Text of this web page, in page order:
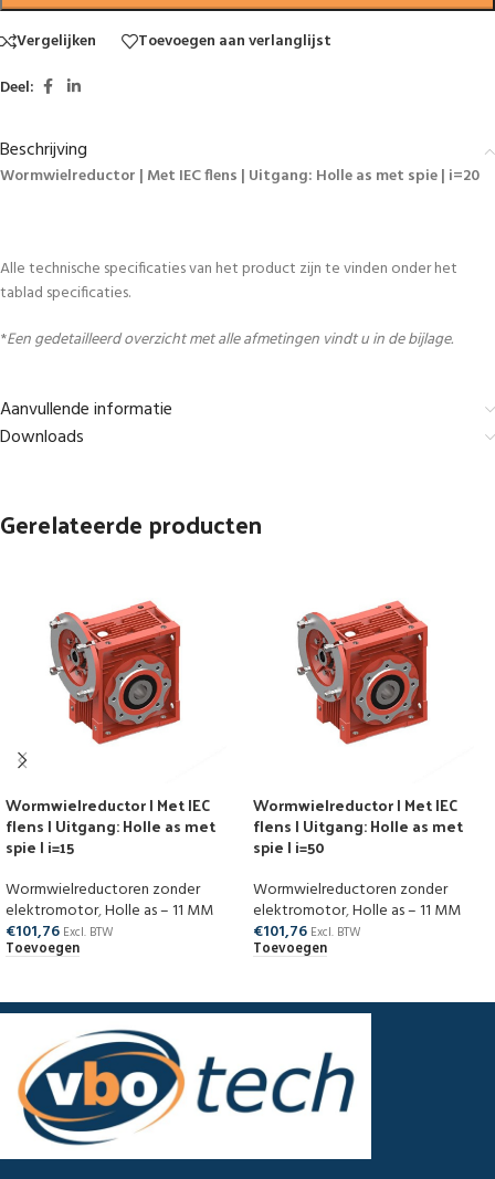
Vergelijken
Toevoegen aan verlanglijst
Deel:
Beschrijving
Wormwielreductor | Met IEC flens | Uitgang: Holle as met spie | i=20
Alle technische specificaties van het product zijn te vinden onder het
tablad specificaties.
*Een gedetailleerd overzicht met alle afmetingen vindt u in de bijlage.
Aanvullende informatie
Downloads
Gerelateerde producten
Wormwielreductor | Met IEC
flens | Uitgang: Holle as met
spie | i=15
Wormwielreductoren zonder
elektromotor,Holle as – 11 MM
€101,76 Excl. BTW
Toevoegen
Wormwielreductor | Met IEC
flens | Uitgang: Holle as met
spie | i=50
Wormwielreductoren zonder
elektromotor,Holle as – 11 MM
€101,76 Excl. BTW
Toevoegen